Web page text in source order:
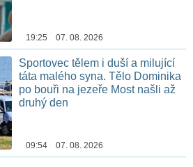
19:25 07. 08. 2026
Sportovec tělem i duší a milující
táta malého syna. Tělo Dominika
po bouři na jezeře Most našli až
druhý den
09:54 07. 08. 2026